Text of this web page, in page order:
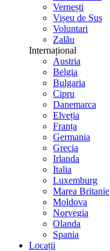
Vernești
Vișeu de Sus
Voluntari
Zalău
Internațional
Austria
Belgia
Bulgaria
Cipru
Danemarca
Elveția
Franța
Germania
Grecia
Irlanda
Italia
Luxemburg
Marea Britanie
Moldova
Norvegia
Olanda
Spania
Locații